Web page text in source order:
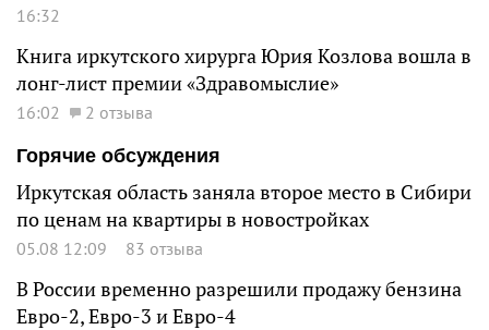
16:32
Книга иркутского хирурга Юрия Козлова вошла в
лонг-лист премии «Здравомыслие»
16:02
2 отзыва
Горячие обсуждения
Иркутская область заняла второе место в Сибири
по ценам на квартиры в новостройках
05.08 12:09 83 отзыва
В России временно разрешили продажу бензина
Евро-2, Евро-3 и Евро-4